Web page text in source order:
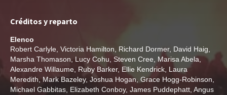
Créditos y reparto
Elenco
Robert Carlyle Victoria Hamilton Richard Dormer, David Haig
Marsha Thomason
Lucy Cohu Steven Cree Marisa Abela
Alexandre Willaume Ruby Barker, Ellie Kendrick Laura
Meredith
Mark Bazeley, Joshua Hogan, Grace Hogg-Robinson
Michael Gabbitas Elizabeth Conboy, James Puddephatt Angus